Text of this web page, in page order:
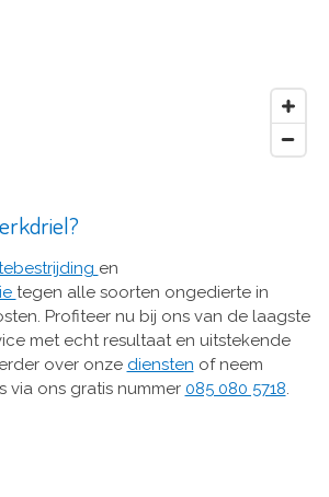
en
tegen alle soorten ongedierte in
Profiteer nu bij ons van de laagste
met echt resultaat en uitstekende
over onze diensten of neem
via ons gratis nummer 085 080 5718.